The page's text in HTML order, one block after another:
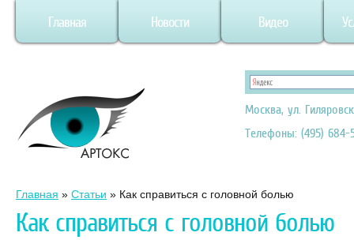
Главная Новости Видео
Москва, ул.
Телефоны: (495) 684-
Главная » Статьи » Как справиться с головной болью
Как справиться с головной болью